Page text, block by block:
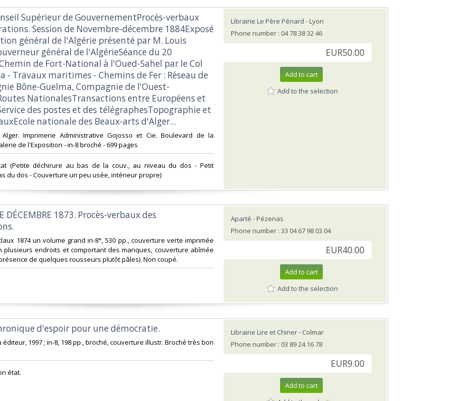
Supérieur de GouvernementProcès-verbaux
Session de Novembre-décembre 1884Exposé
général de l'Algérie présenté par M. Louis
général de l'AlgérieSéance du 20
de Fort-National à l'Oued-Sahel par le Col
- Travaux maritimes - Chemins de Fer : Réseau de
Bône-Guelma, Compagnie de l'Ouest-
NationalesTransactions entre Européens et
des postes et des télégraphesTopographie et
nationale des Beaux-arts d'Alger...‎
Alger. Imprimerie Administrative Gojosso et Cie. Boulevard de la
de l'Exposition - in-8 broché - 699 pages‎
(Petite déchirure au bas de la couv., au niveau du dos - Petit
du dos - Couverture un peu usée, intérieur propre)
Librairie Le Père Pénard - Lyon
Phone number : 04 78 38 32 46
EUR50.00
Add to cart
Add to the selection
DÉCEMBRE 1873. Procès-verbaux des
1874 un volume grand in-8°, 530 pp., couverture verte imprimée
plusieurs endroits et comportant des manques, couverture abîmée
de quelques rousseurs plutôt pâles). Non coupé.‎
Aparté - Pézenas
Phone number : 33 04 67 98 03 04
EUR40.00
Add to cart
Add to the selection
d'espoir pour une démocratie.
éditeur, 1997 ; in-8, 198 pp., broché, couverture illustr. Broché très bon
état.‎
Librairie Lire et Chiner- Colmar
Phone number : 03 89 24 16 78
EUR9.00
Add to cart